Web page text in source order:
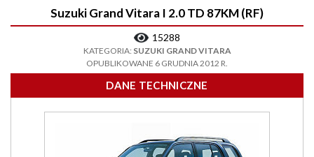
Suzuki Grand Vitara I 2.0 TD 87KM (RF)
15288
KATEGORIA: SUZUKI GRAND VITARA
OPUBLIKOWANE 6 GRUDNIA 2012 R.
DANE TECHNICZNE